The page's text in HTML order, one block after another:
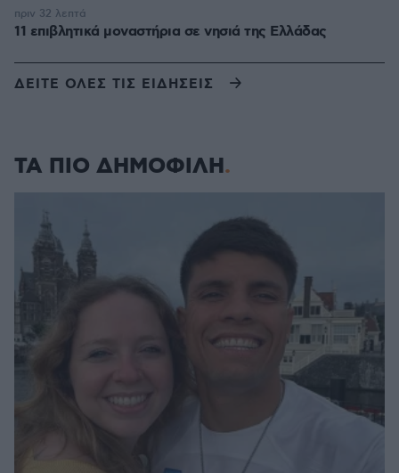
11 επιβλητικά μοναστήρια σε νησιά της Ελλάδας
πριν 32 λεπτά
ΔΕΙΤΕ ΟΛΕΣ ΤΙΣ ΕΙΔΗΣΕΙΣ
ΤΑ ΠΙΟ ΔΗΜΟΦΙΛΗ